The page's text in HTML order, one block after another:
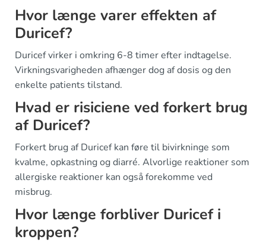
Hvor længe varer effekten af
Duricef?
Duricef virker i omkring 6-8 timer efter indtagelse.
Virkningsvarigheden afhænger dog af dosis og den
enkelte patients tilstand.
Hvad er risiciene ved forkert brug
af Duricef?
Forkert brug af Duricef kan føre til bivirkninge som
kvalme, opkastning og diarré. Alvorlige reaktioner som
allergiske reaktioner kan også forekomme ved
misbrug.
Hvor længe forbliver Duricef i
kroppen?